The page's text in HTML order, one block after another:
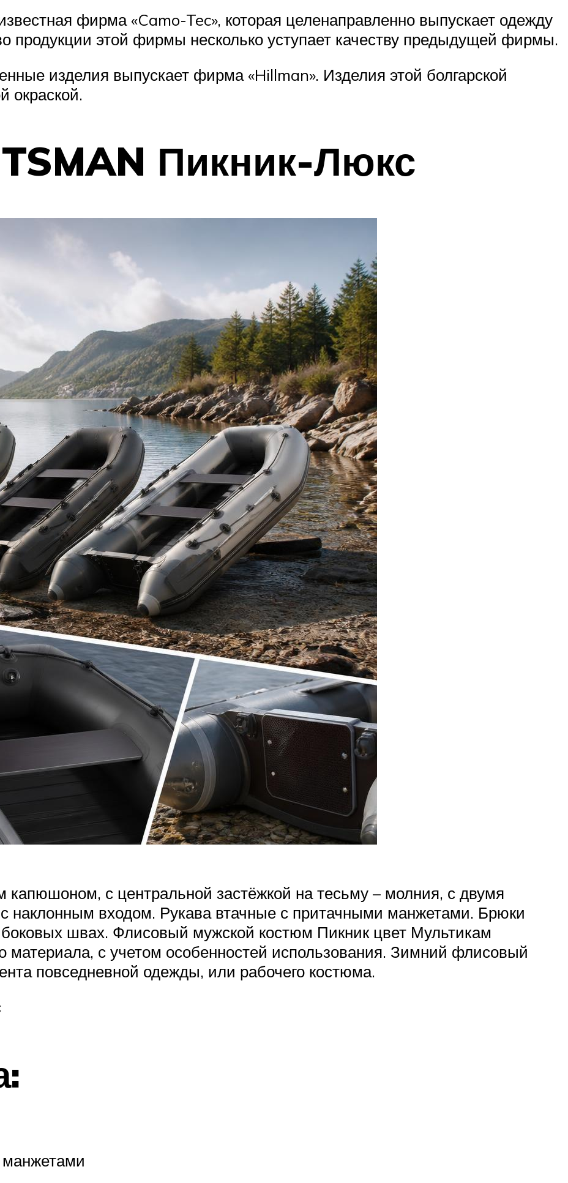
фирма «Camo-Tec», которая целенаправленно выпускает одежду
продукции этой фирмы несколько уступает качеству предыдущей фирмы.
изделия выпускает фирма «Hillman». Изделия этой болгарской
окраской.
Пикник-Люкс
капюшоном, с центральной застёжкой на тесьму – молния, с двумя
наклонным входом. Рукава втачные с притачными манжетами. Брюки
швах. Флисовый мужской костюм Пикник цвет Мультикам
материала, с учетом особенностей использования. Зимний флисовый
повседневной одежды, или рабочего костюма.